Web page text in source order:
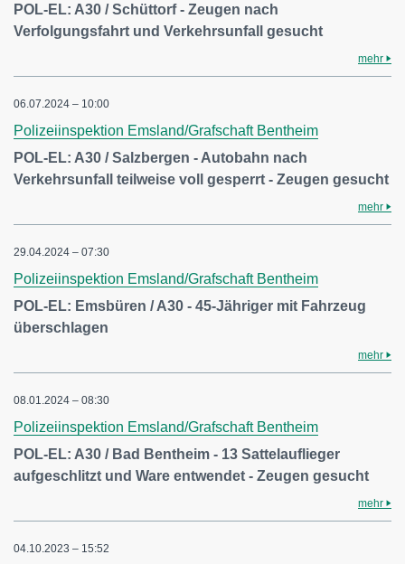
POL-EL: A30 / Schüttorf - Zeugen nach
Verfolgungsfahrt und Verkehrsunfall gesucht
mehr
06.07.2024 – 10:00
Polizeiinspektion Emsland/Grafschaft Bentheim
POL-EL: A30 / Salzbergen - Autobahn nach
Verkehrsunfall teilweise voll gesperrt - Zeugen gesucht
mehr
29.04.2024 – 07:30
Polizeiinspektion Emsland/Grafschaft Bentheim
POL-EL: Emsbüren / A30 - 45-Jähriger mit Fahrzeug
überschlagen
mehr
08.01.2024 – 08:30
Polizeiinspektion Emsland/Grafschaft Bentheim
POL-EL: A30 / Bad Bentheim - 13 Sattelauflieger
aufgeschlitzt und Ware entwendet - Zeugen gesucht
mehr
04.10.2023 – 15:52